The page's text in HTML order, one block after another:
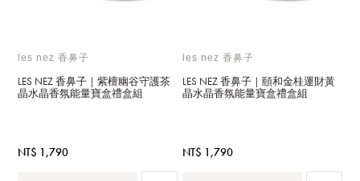
les nez 香鼻子
LES NEZ 香鼻子｜紫檀幽谷守護茶
晶水晶香氛能量寶盒禮盒組
NT$ 1,790
les nez 香鼻子
LES NEZ 香鼻子｜頤和金桂運財黃
晶水晶香氛能量寶盒禮盒組
NT$ 1,790